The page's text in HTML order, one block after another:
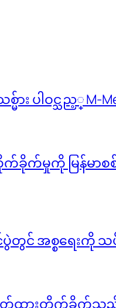
း ပါဝင္သည့္ M-
က်ခိုက်မှုကို မြန်မာ
င်ပွဲတွင် အစ္စရေး
တ်ထားတိုက်ခိုက်သည့်